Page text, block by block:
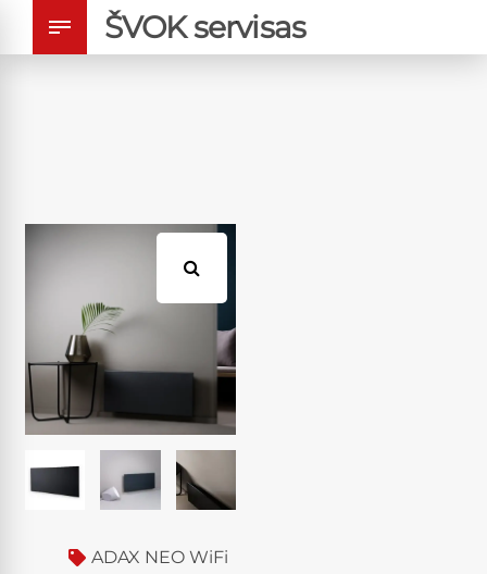
ŠVOK servisas
ADAX NEO WiFi